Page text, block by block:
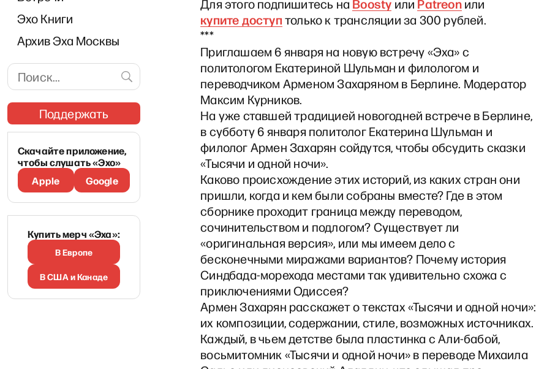
Эхо Книги
Архив Эха Москвы
Поддержать
Скачайте приложение,
чтобы слушать «Эхо»
Apple
Google
Купить мерч «Эха»:
В Европе
В США и Канаде
Для этого подпишитесь на Boosty или Patreonили
купите доступтолько к трансляции за 300 рублей.
***
Приглашаем 6 января на новую встречу «Эха» с
политологом Екатериной Шульман и филологом и
переводчиком Арменом Захаряном в Берлине. Модератор
Максим Курников.
На уже ставшей традицией новогодней встрече в Берлине,
в субботу 6 января политолог Екатерина Шульман и
филолог Армен Захарян сойдутся, чтобы обсудить сказки
«Тысячи и одной ночи».
Каково происхождение этих историй, из каких стран они
пришли, когда и кем были собраны вместе? Где в этом
сборнике проходит граница между переводом,
сочинительством и подлогом? Существует ли
«оригинальная версия», или мы имеем дело с
бесконечными миражами вариантов? Почему история
Синдбада-морехода местами так удивительно схожа с
приключениями Одиссея?
Армен Захарян расскажет о текстах «Тысячи и одной ночи»:
их композиции, содержании, стиле, возможных источниках.
Каждый, в чьем детстве была пластинка с Али-бабой,
восьмитомник «Тысячи и одной ночи» в переводе Михаила